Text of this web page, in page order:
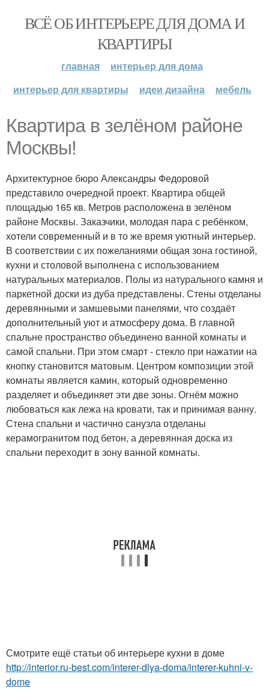
ВСЁ ОБ ИНТЕРЬЕРЕ ДЛЯ ДОМА И
КВАРТИРЫ
главная
интерьер для дома
интерьер для квартиры
идеи дизайна мебель
Квартира в зелёном районе
Москвы!
Архитектурное бюро Александры Федоровой
представило очередной проект. Квартира общей
площадью 165 кв. Метров расположена в зелёном
районе Москвы. Заказчики, молодая пара с ребёнком,
хотели современный и в то же время уютный интерьер.
В соответствии с их пожеланиями общая зона гостиной,
кухни и столовой выполнена с использованием
натуральных материалов. Полы из натурального камня и
паркетной доски из дуба представлены. Стены отделаны
деревянными и замшевыми панелями, что создаёт
дополнительный уют и атмосферу дома. В главной
спальне пространство объединено ванной комнаты и
самой спальни. При этом смарт - стекло при нажатии на
кнопку становится матовым. Центром композиции этой
комнаты является камин, который одновременно
разделяет и объединяет эти две зоны. Огнём можно
любоваться как лежа на кровати, так и принимая ванну.
Стена спальни и частично санузла отделаны
керамогранитом под бетон, а деревянная доска из
спальни переходит в зону ванной комнаты.
Смотрите ещё статьи об интерьере кухни в доме
http://interior.ru-best.com/interer-dlya-doma/interer-kuhni-v-
dome